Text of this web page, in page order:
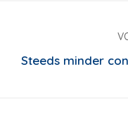
Steeds minder